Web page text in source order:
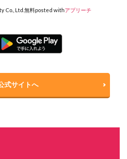
Co., Ltd. 無料posted withアプリーチ
式サイトへ